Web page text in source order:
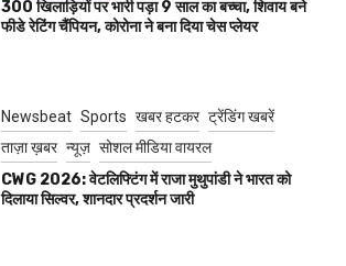
300 खिलाड़ियों पर भारी पड़ा 9 साल का बच्चा, शिवाय बने
फीडे रेटिंग चैंपियन, कोरोना ने बना दिया चेस प्लेयर
Newsbeat Sports खबर हटकर ट्रेंडिंग खबरें
ताज़ा ख़बर न्यूज़ सोशल मीडिया वायरल
CWG 2026: वेटलिफ्टिंग में राजा मुथुपांडी ने भारत को
दिलाया सिल्वर, शानदार प्रदर्शन जारी